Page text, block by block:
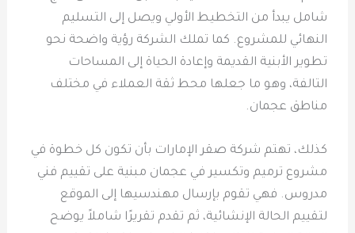
شامل يبدأ من التخطيط الأولي ويصل إلى التسليم
النهائي للمشروع. كما تملك الشركة رؤية واضحة نحو
تطوير الأبنية القديمة وإعادة الحياة إلى المساحات
التالفة، وهو ما جعلها محط ثقة العملاء في مختلف
مناطق عجمان.
كذلك، تهتم شركة صقر الإمارات بأن تكون كل خطوة في
مشروع ترميم وتكسير في عجمان مبنية على تقييم فني
مدروس. فهي تقوم بإرسال مهندسيها إلى الموقع
لتقييم الحالة الإنشائية، ثم تقدم تقريرًا شاملاً يوضح